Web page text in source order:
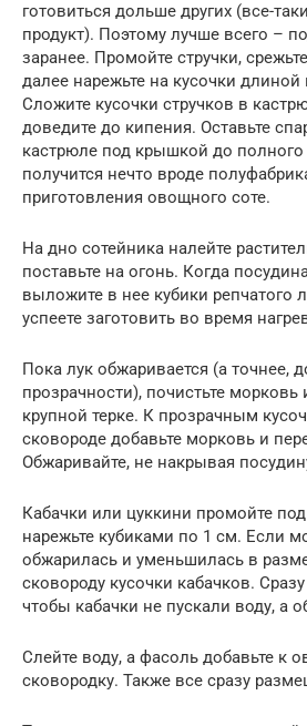
готовиться дольше других (все-
продукт). Поэтому лучше всего –
заранее. Промойте стручки,
далее нарежьте на кусочки
Сложите кусочки стручков в
доведите до кипения. Оставьте
кастрюле под крышкой до
получится нечто вроде
приготовления овощного соте.
На дно сотейника налейте
поставьте на огонь. Когда
выложите в нее кубики репчатого
успеете заготовить во время
Пока лук обжаривается (а точнее,
прозрачности), почистьте морковь
крупной терке. К прозрачным
сковороде добавьте морковь и
Обжаривайте, не накрывая
Кабачки или цуккини промойте
нарежьте кубиками по 1 см. Если
обжарилась и уменьшилась в
сковороду кусочки кабачков.
чтобы кабачки не пускали воду, а
Слейте воду, а фасоль добавьте к
сковородку. Также все сразу